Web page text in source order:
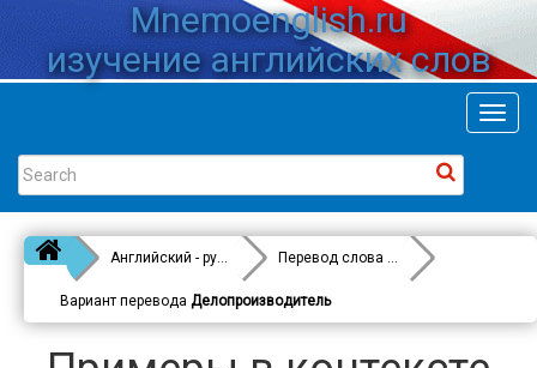
Mnemoenglish.ru
изучение английских слов
Английский - русский Перевод слова
Clerk
Вариант перевода Делопроизводитель